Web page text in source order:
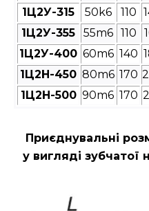
1Ц2У-315
50k6 110
1Ц2У-355
55m6 110
1Ц2У-400 60m6 140
1Ц2Н-450 80m6 170
1Ц2Н-500 90m6 170
Приєднувальні
у вигляді зубчатої